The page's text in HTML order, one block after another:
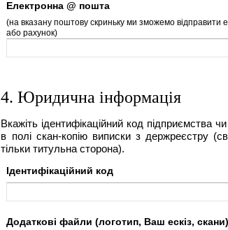
Електронна @ пошта
(на вказану поштову скриньку ми зможемо відправити
або рахунок)
4. Юридична інформація
Вкажіть ідентифікаційний код підприємства
в полі скан-копію виписки з держреєстру
тільки титульна сторона).
Ідентифікаційний код
Додаткові файли (логотип, Ваш ескіз,